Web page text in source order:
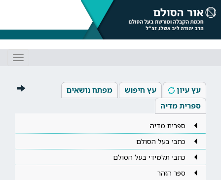
עץ עיון עץ חיפוש
מפתח נושאים
ספרית מדיה
ספרית מדיה
כתבי בעל הסולם
כתבי תלמידי בעל הסולם
ספר הזהר